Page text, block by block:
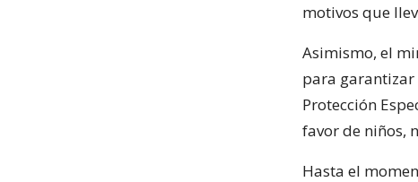
motivos que
Asimismo, el
para
Protección
favor de niños,
Hasta el